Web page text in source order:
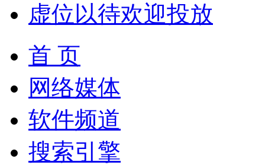
虚位以待欢迎投放
首 页
网络媒体
软件频道
搜索引擎